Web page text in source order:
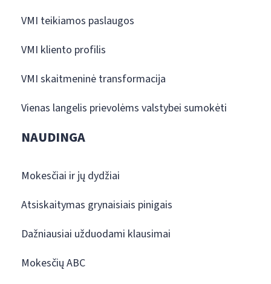
VMI teikiamos paslaugos
VMI kliento profilis
VMI skaitmeninė transformacija
Vienas langelis prievolėms valstybei sumokėti
NAUDINGA
Mokesčiai ir jų dydžiai
Atsiskaitymas grynaisiais pinigais
Dažniausiai užduodami klausimai
Mokesčių ABC